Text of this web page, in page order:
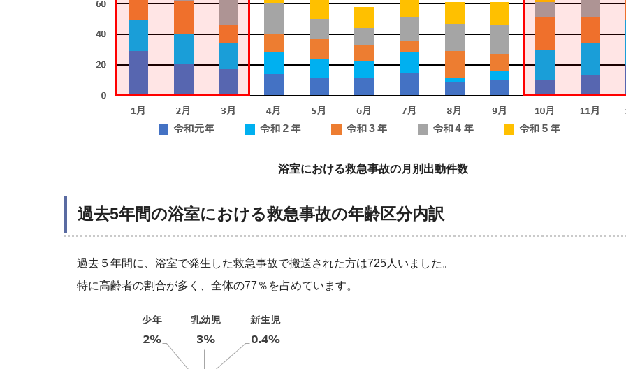
浴室における救急事故の月別出動件数
過去5年間の浴室における救急事故の年齢区分内訳
過去５年間に、浴室で発生した救急事故で搬送された方は725人いました。
特に高齢者の割合が多く、全体の77％を占めています。